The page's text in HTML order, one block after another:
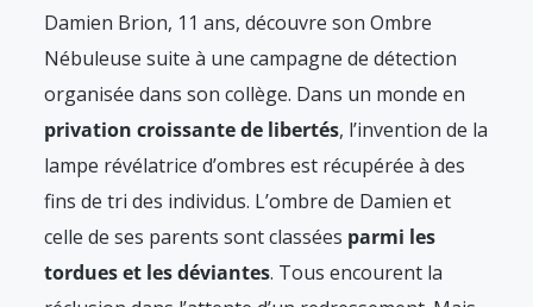
Damien Brion, 11 ans, découvre son Ombre
Nébuleuse suite à une campagne de détection
organisée dans son collège. Dans un monde en
privation croissante de libertés, l’invention de la
lampe révélatrice d’ombres est récupérée à des
fins de tri des individus. L’ombre de Damien et
celle de ses parents sont classées parmi les
tordues et les déviantes. Tous encourent la